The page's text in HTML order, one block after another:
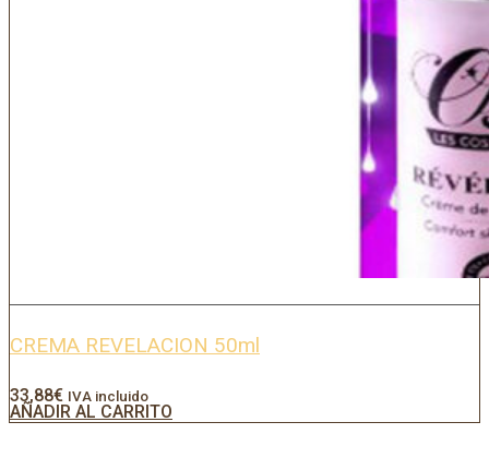
CREMA REVELACION 50ml
33,88€ IVA incluido
AÑADIR AL CARRITO